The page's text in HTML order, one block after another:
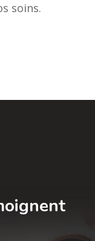
soins.